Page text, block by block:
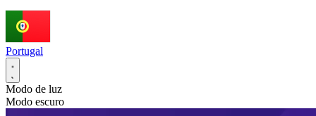
Portugal
Modo de luz
Modo escuro